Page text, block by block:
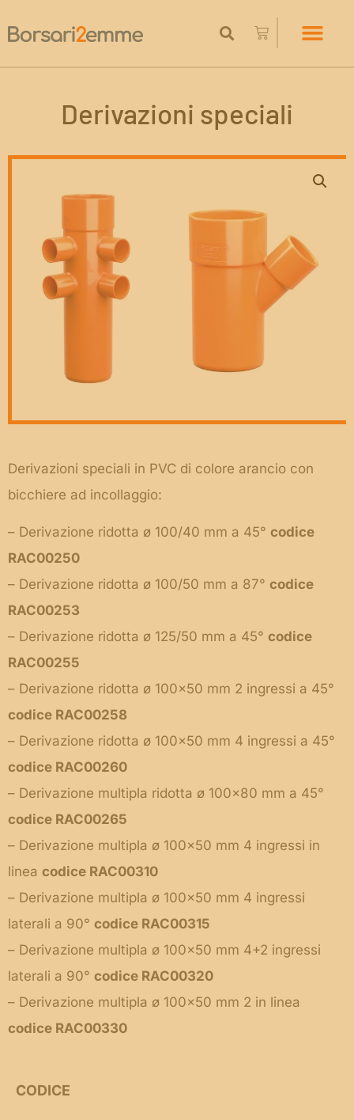
Derivazioni speciali
Derivazioni speciali in PVC di colore arancio con
bicchiere ad incollaggio:
– Derivazione ridotta ø 100/40 mm a 45° codice
RAC00250
– Derivazione ridotta ø 100/50 mm a 87° codice
RAC00253
– Derivazione ridotta ø 125/50 mm a 45° codice
RAC00255
– Derivazione ridotta ø 100×50 mm 2 ingressi a 45°
codice RAC00258
– Derivazione ridotta ø 100×50 mm 4 ingressi a 45°
codice RAC00260
– Derivazione multipla ridotta ø 100×80 mm a 45°
codice RAC00265
– Derivazione multipla ø 100×50 mm 4 ingressi in
linea codice RAC00310
– Derivazione multipla ø 100×50 mm 4 ingressi
laterali a 90° codice RAC00315
– Derivazione multipla ø 100×50 mm 4+2 ingressi
laterali a 90° codice RAC00320
– Derivazione multipla ø 100×50 mm 2 in linea
codice RAC00330
CODICE